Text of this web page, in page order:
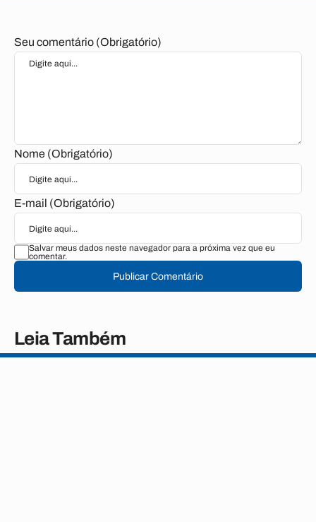
Seu comentário (Obrigatório)
Nome (Obrigatório)
E-mail (Obrigatório)
Salvar meus dados neste navegador para a próxima vez que eu
comentar.
Publicar Comentário
Leia Também